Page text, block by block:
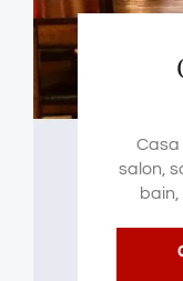
Casa
salon,